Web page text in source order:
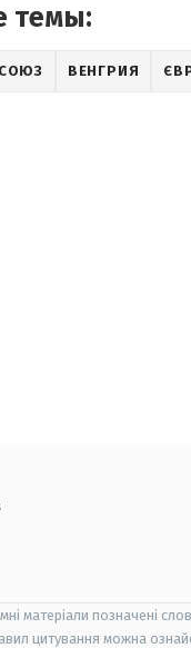
темы:
ВЕНГРИЯ
матеріали позначені
цитування можна